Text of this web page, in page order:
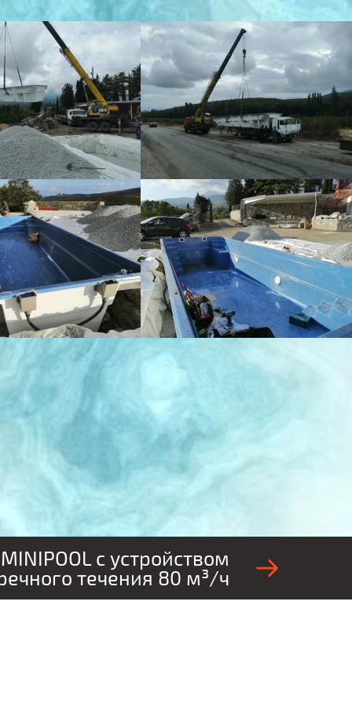
MINIPOOL с устройством
течения 80 м³/ч